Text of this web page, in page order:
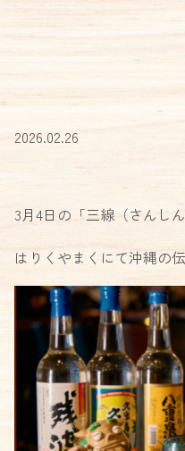
2026.02.26
3月4日の「三線（さんし
はりくやまくにて沖縄の